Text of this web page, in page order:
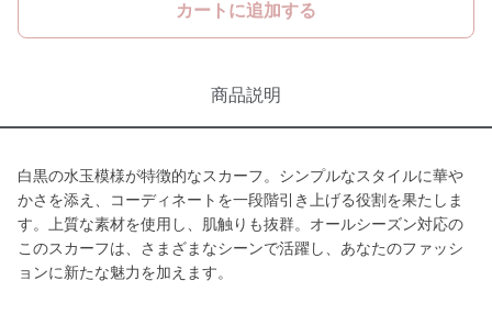
カートに追加する
商品説明
白黒の水玉模様が特徴的なスカーフ。シンプルなスタイルに華や
かさを添え、コーディネートを一段階引き上げる役割を果たしま
す。上質な素材を使用し、肌触りも抜群。オールシーズン対応の
このスカーフは、さまざまなシーンで活躍し、あなたのファッシ
ョンに新たな魅力を加えます。